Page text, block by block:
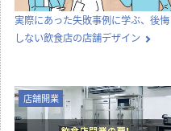
実際にあった失敗事例に学ぶ、後悔
しない飲食店の店舗デザイン
店舗開業